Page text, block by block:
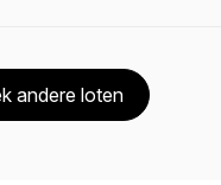
andere loten